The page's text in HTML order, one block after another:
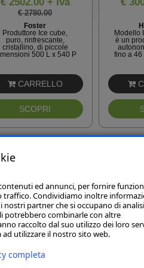
€ 2780.00
Foster
Produttore Ice cube,
puro, rinfrescante,
cristallino, di piccole
500 L x 540 P
incorporato Kg 15,0.
Costriuto secondo
CARRELLO
SCOPRI
Modello
è un
fino a 46
più
80 KE - HC / FM-80
NUGGETS
IM-30
ed annunci, per fornire
traffico. Condividiamo inoltre
partner che si occupano di
potrebbero combinarle con altre
raccolto dal suo utilizzo dei loro
utilizzare il nostro sito web.
completa